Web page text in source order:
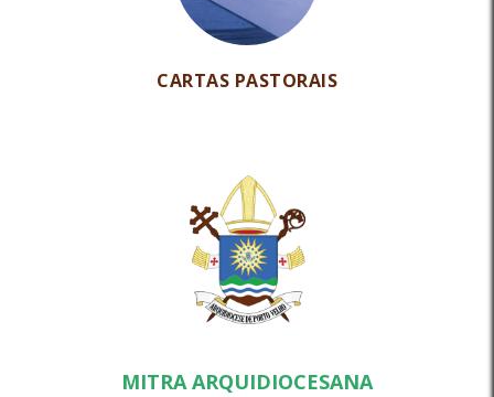
CARTAS PASTORAIS
MITRA ARQUIDIOCESANA